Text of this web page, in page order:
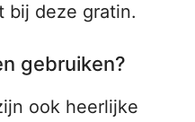
bij deze gratin.
gebruiken?
ook heerlijke